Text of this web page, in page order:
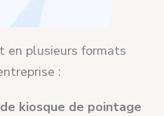
en plusieurs formats
:
kiosque de pointage